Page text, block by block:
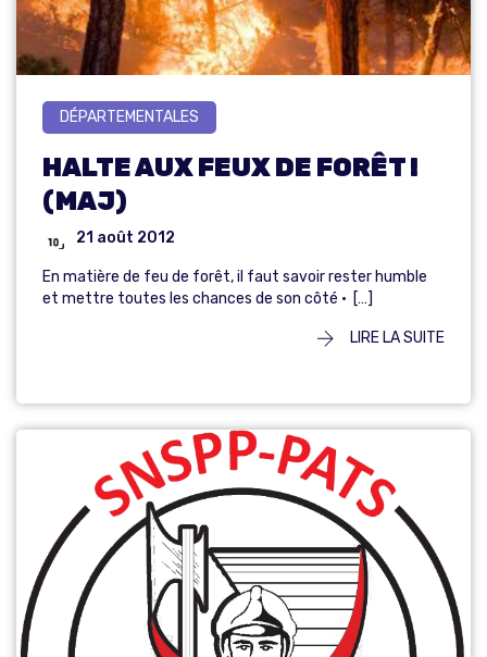
DÉPARTEMENTALES
HALTE AUX FEUX DE FORÊT !
(MAJ)
21 août 2012
En matière de feu de forêt, il faut savoir rester humble
et mettre toutes les chances de son côté • […]
LIRE LA SUITE